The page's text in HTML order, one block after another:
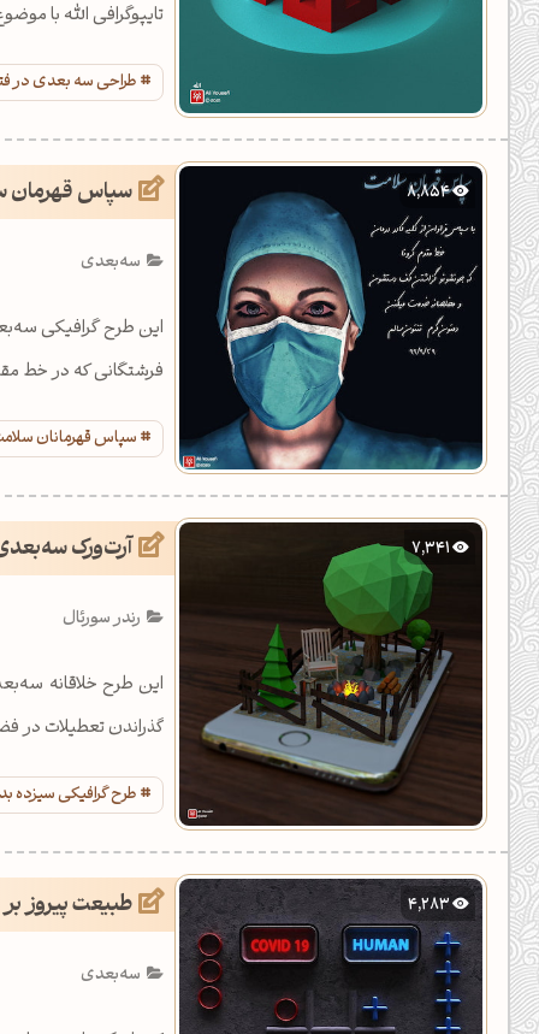
تایپوگرافی الله با
طراحی سه بعدی در
8,854 سپاس قهرمان
سه‌بعدی
این طرح گرافیکی
فرشتگانی که در خط
سپاس قهرمانان
7,341 آرت‌ورک
رندر سورئال
این طرح خلاقانه
گذراندن تعطیلات در
طرح گرافیکی سیزده
4,283 طبیعت پیروز
سه‌بعدی